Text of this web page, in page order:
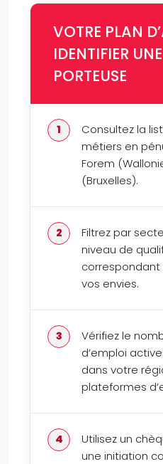
VOTRE PLAN
IDENTIFIER
PORTEUSE
Consultez la
métiers en
Forem
(Bruxelles).
Filtrez par
niveau de
vos envies.
Vérifiez le
d’emploi
dans votre
plateformes
Utilisez un
une initiation